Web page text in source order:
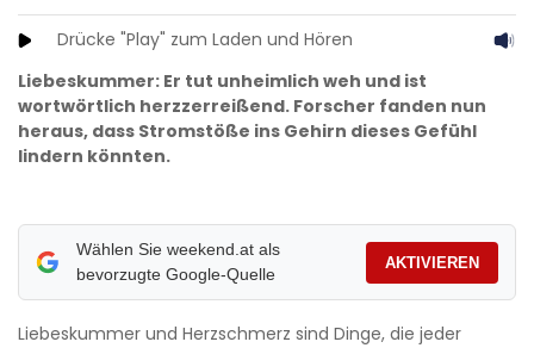
Drücke "Play" zum Laden und Hören
Liebeskummer: Er tut unheimlich weh und ist
wortwörtlich herzzerreißend. Forscher fanden nun
heraus, dass Stromstöße ins Gehirn dieses Gefühl
lindern könnten.
Wählen Sie weekend.at als
bevorzugte Google-Quelle
AKTIVIEREN
Liebeskummer und Herzschmerz sind Dinge, die jeder